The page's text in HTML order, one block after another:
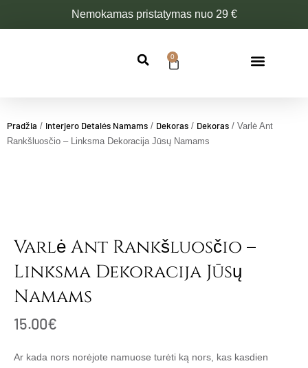
Nemokamas pristatymas nuo 29 €
0
Cart
Pradžia / Interjero Detalės Namams / Dekoras / Dekoras / Varlė Ant
Rankšluosčio – Linksma Dekoracija Jūsų Namams
Varlė Ant Rankšluosčio –
Linksma Dekoracija Jūsų
Namams
15.00€
Ar kada nors norėjote namuose turėti ką nors, kas kasdien